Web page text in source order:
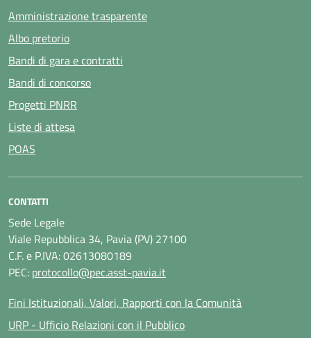
Amministrazione trasparente
Albo pretorio
Bandi di gara e contratti
Bandi di concorso
Progetti PNRR
Liste di attesa
POAS
CONTATTI
Sede Legale
Viale Repubblica 34, Pavia (PV) 27100
C.F. e P.IVA: 02613080189
PEC: protocollo@pec.asst-pavia.it
Fini Istituzionali, Valori, Rapporti con la Comunità
URP - Ufficio Relazioni con il Pubblico